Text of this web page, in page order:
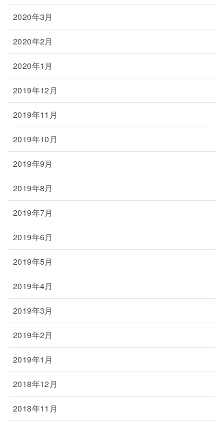
2020年3月
2020年2月
2020年1月
2019年12月
2019年11月
2019年10月
2019年9月
2019年8月
2019年7月
2019年6月
2019年5月
2019年4月
2019年3月
2019年2月
2019年1月
2018年12月
2018年11月